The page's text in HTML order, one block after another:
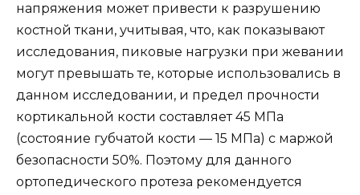
напряжения может привести к разрушению
костной ткани, учитывая, что, как показывают
исследования, пиковые нагрузки при жевании
могут превышать те, которые использовались в
данном исследовании, и предел прочности
кортикальной кости составляет 45 МПа
(состояние губчатой кости — 15 МПа) с маржой
безопасности 50%. Поэтому для данного
ортопедического протеза рекомендуется